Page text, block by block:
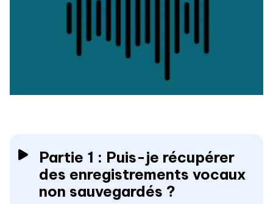
Partie 1 : Puis-je récupérer
des enregistrements vocaux
non sauvegardés ?